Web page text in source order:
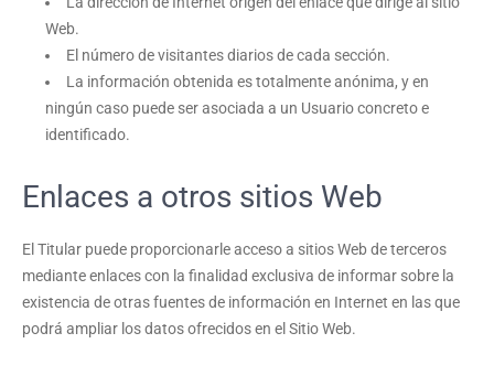
Web.
El número de visitantes diarios de cada sección.
La información obtenida es totalmente anónima, y en
ningún caso puede ser asociada a un Usuario concreto e
identificado.
Enlaces a otros sitios Web
El Titular puede proporcionarle acceso a sitios Web de terceros
mediante enlaces con la finalidad exclusiva de informar sobre la
existencia de otras fuentes de información en Internet en las que
podrá ampliar los datos ofrecidos en el Sitio Web.